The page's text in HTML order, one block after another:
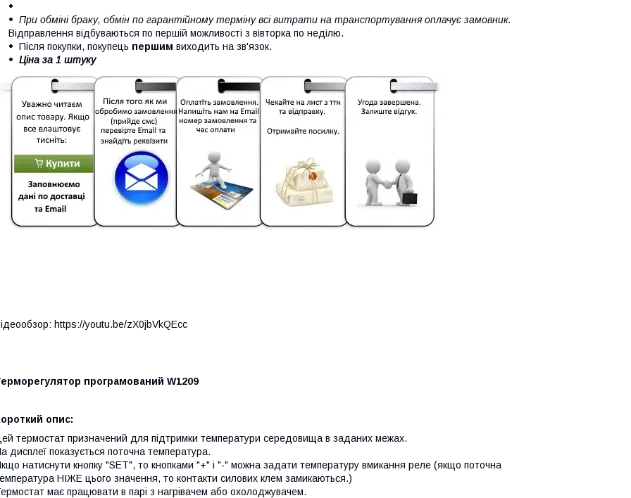
При обміні браку, обмін по гарантійному терміну всі витрати на транспортування оплачує замовник.
Відправлення відбуваються по першій можливості з вівторка по неділю.
Після покупки, покупець першим виходить на зв'язок.
Ціна за 1 штуку
https://youtu.be/zX0jbVkQEcc
програмований W1209
опис:
термостат призначений для підтримки температури середовища в заданих межах.
дисплеї показується поточна температура.
натиснути кнопку "SET", то кнопками "+" і "-" можна задати температуру вмикання реле (якщо поточна
НІЖЕ цього значення, то контакти силових клем замикаються.)
має працювати в парі з нагрівачем або охолоджувачем.